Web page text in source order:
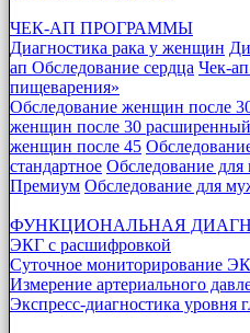
ЧЕК-АП ПРОГРАММЫ
Диагностика рака у женщин
ап Обследование сердца Чек-
пищеварения»
Обследование женщин после
женщин после 30
женщин после 45
стандартное Обследование
Премиум Обследование для
ФУНКЦИОНАЛЬНАЯ
ЭКГ с расшифровкой
Суточное мониторирование
Измерение артериального
Экспресс-диагностика уровня